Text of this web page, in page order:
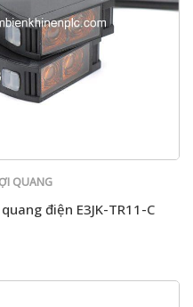
QUANG
điện E3JK-TR11-C